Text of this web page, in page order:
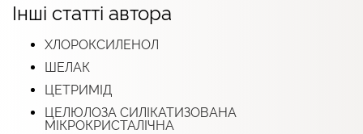
Інші статті автора
ХЛОРОКСИЛЕНОЛ
ШЕЛАК
ЦЕТРИМІД
ЦЕЛЮЛОЗА СИЛІКАТИЗОВАНА
МІКРОКРИСТАЛІЧНА